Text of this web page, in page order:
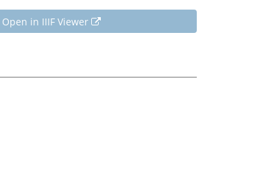
Open in IIIF Viewer